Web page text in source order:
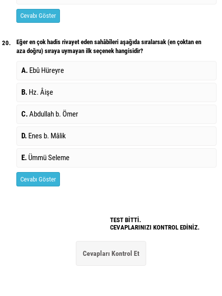
Cevabı Göster
20.
Eğer en çok hadis rivayet eden sahâbîleri aşağıda sıralarsak (en çoktan en
aza doğru) sıraya uymayan ilk seçenek hangisidir?
A. Ebû Hüreyre
B. Hz. Âişe
C.Abdullah b. Ömer
D. Enes b. Mâlik
E. Ümmü Seleme
Cevabı Göster
TEST BİTTİ.
CEVAPLARINIZI KONTROL EDİNİZ.